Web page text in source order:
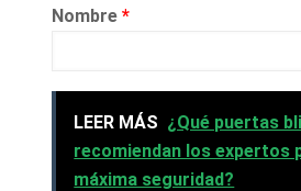
Nombre*
LEER MÁS ¿Qué puertas
recomiendan los expertos
máxima seguridad?